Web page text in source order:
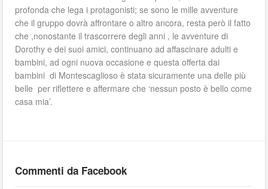
profonda che lega i protagonisti; se sono le mille avventure
che il gruppo dovrà affrontare o altro ancora, resta però il fatto
che ,nonostante il trascorrere degli anni , le avventure di
Dorothy e dei suoi amici, continuano ad affascinare adulti e
bambini, ad ogni nuova occasione e questa offerta dai
bambini di Montescaglioso è stata sicuramente una delle più
belle per riflettere e affermare che ‘nessun posto è bello come
casa mia’.
Commenti da Facebook